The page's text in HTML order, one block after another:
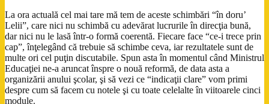
La ora actuală cel mai tare mă tem de aceste schimbări “în doru’
Lelii”, care nici nu schimbă cu adevărat lucrurile în direcţia bună,
dar nici nu le lasă într-o formă coerentă. Fiecare face “ce-i trece prin
cap”, înţelegând că trebuie să schimbe ceva, iar rezultatele sunt de
multe ori cel puţin discutabile. Spun asta în momentul când Ministrul
Educaţiei ne-a aruncat înspre o nouă reformă, de data asta a
organizării anului şcolar, şi să vezi ce “indicaţii clare” vom primi
despre cum să facem cu notele şi cu toate celelalte în viitoarele cinci
module.